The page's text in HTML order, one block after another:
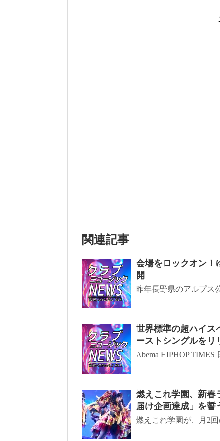
関連記事
会場をロックオン！
開
昨年長野県のアルプス
世界標準の超ハイス
ーストシングルをリ
Abema HIPHOP TIMES
燃えこれ学園、新春
届け企画達成」を誓
燃えこれ学園が、月2